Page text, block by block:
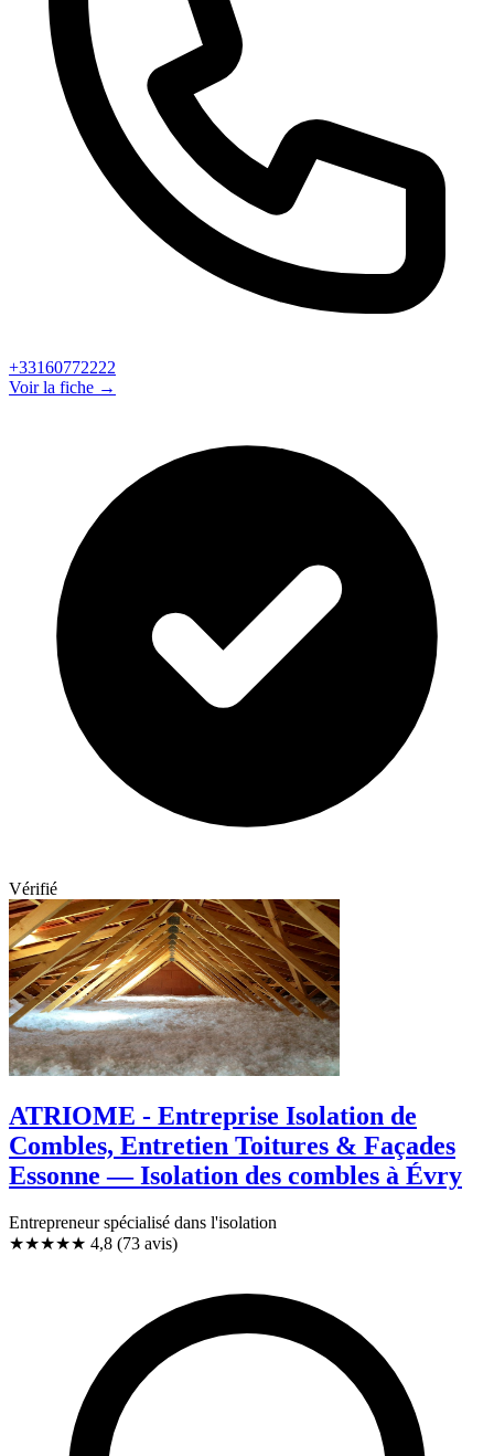
+33160772222
Voir la fiche →
Vérifié
ATRIOME - Entreprise Isolation de
Combles, Entretien Toitures & Façades
Essonne — Isolation des combles à Évry
Entrepreneur spécialisé dans l'isolation
★★★★★ 4,8 (73 avis)